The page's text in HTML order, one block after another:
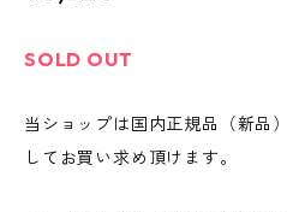
SOLD OUT
当ショップは国内正規品（新品
してお買い求め頂けます。